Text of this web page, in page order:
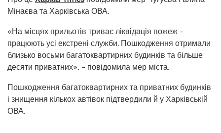
Мінаєва та Харківська ОВА.
«На місцях прильотів триває ліквідація пожеж –
працюють усі екстрені служби. Пошкодження отримали
близько восьми багатоквартирних будинків та більше
десяти приватних», – повідомила мер міста.
Пошкодження багатоквартирних та приватних будинків
і знищення кількох автівок підтвердили й у Харківській
ОВА.